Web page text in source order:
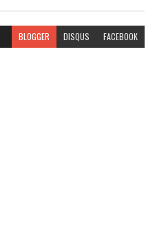
BLOGGER DISQUS FACEBOOK